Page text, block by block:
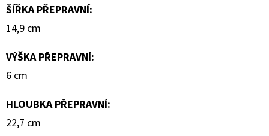
ŠÍŘKA PŘEPRAVNÍ:
14,9 cm
VÝŠKA PŘEPRAVNÍ:
6 cm
HLOUBKA PŘEPRAVNÍ:
22,7 cm